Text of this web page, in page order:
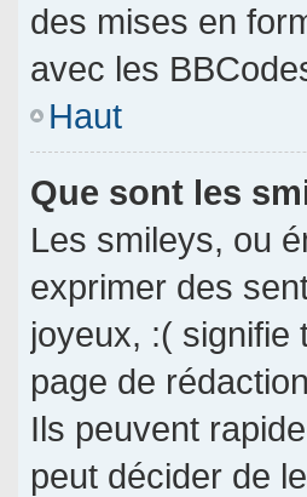
des mises en
avec les
Haut
Que sont les
Les smileys, ou
exprimer des
joyeux, :( signifie
page de
Ils peuvent
peut décider de